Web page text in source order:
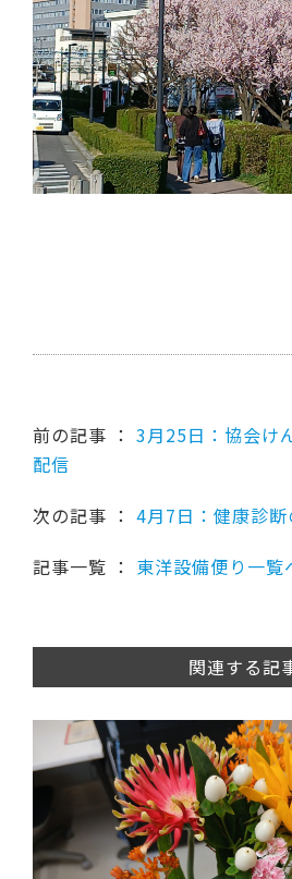
前の記事 ： 3月25日：協会け
配信
次の記事 ： 4月7日：健康診断
記事一覧 ： 東洋設備便り一覧
関連する記